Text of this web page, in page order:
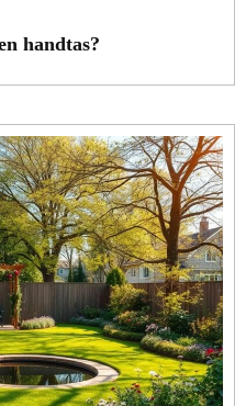
handtas?